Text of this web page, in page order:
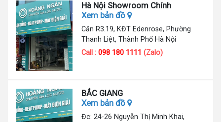
Hà Nội Showroom Chính
Xem bản đồ
Căn R3.19, KĐT Edenrose, Phường
Thanh Liệt, Thành Phố Hà Nội
Call :098 180 1111 (Zalo)
BẮC GIANG
Xem bản đồ
Đc: 24-26 Nguyễn Thị Minh Khai,